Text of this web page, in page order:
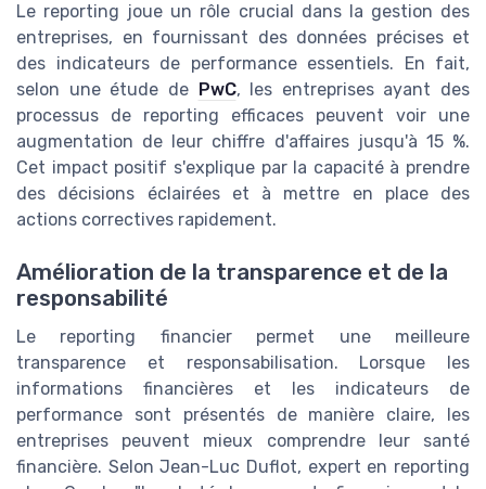
Le reporting joue un rôle crucial dans la gestion des
entreprises, en fournissant des données précises et
des indicateurs de performance essentiels. En fait,
selon une étude de PwC, les entreprises ayant des
processus de reporting efficaces peuvent voir une
augmentation de leur chiffre d'affaires jusqu'à 15 %.
Cet impact positif s'explique par la capacité à prendre
des décisions éclairées et à mettre en place des
actions correctives rapidement.
Amélioration de la transparence et de la
responsabilité
Le reporting financier permet une meilleure
transparence et responsabilisation. Lorsque les
informations financières et les indicateurs de
performance sont présentés de manière claire, les
entreprises peuvent mieux comprendre leur santé
financière. Selon Jean-Luc Duflot, expert en reporting